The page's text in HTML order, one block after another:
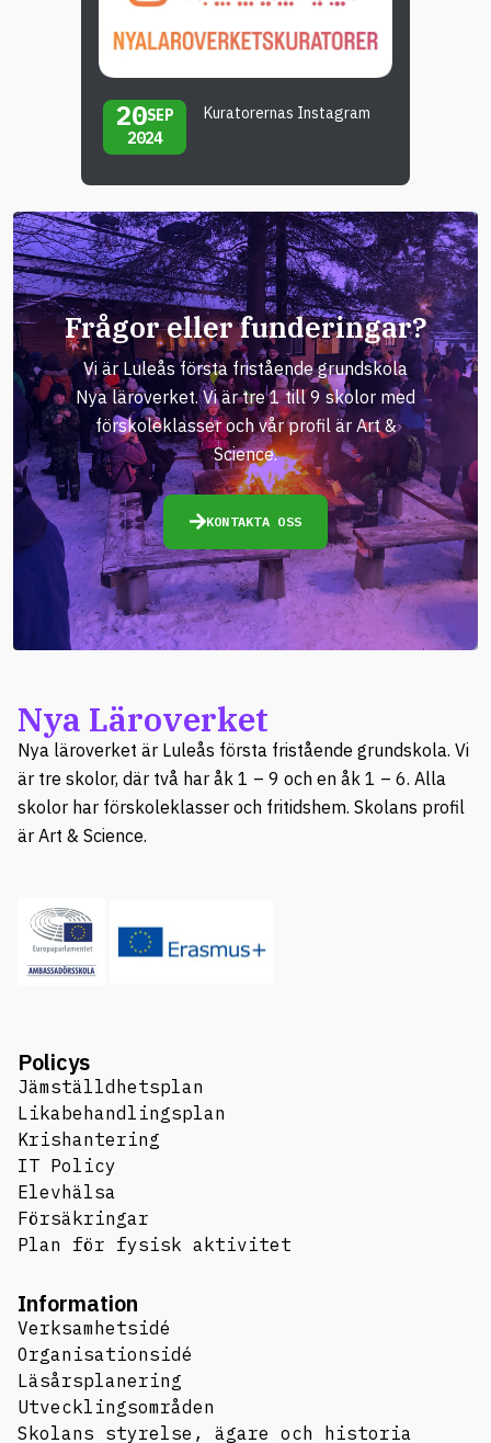
20SEP
2024
Kuratorernas Instagram
Frågor eller funderingar?
Vi är Luleås första fristående grundskola
Nya läroverket. Vi är tre 1 till 9 skolor med
förskoleklasser och vår profil är Art &
Science.
KONTAKTA OSS
Nya Läroverket
Nya läroverket är Luleås första fristående grundskola. Vi
är tre skolor, där två har åk 1 – 9 och en åk 1 – 6. Alla
skolor har förskoleklasser och fritidshem. Skolans profil
är Art & Science.
Policys
Jämställdhetsplan
Likabehandlingsplan
Krishantering
IT Policy
Elevhälsa
Försäkringar
Plan för fysisk aktivitet
Information
Verksamhetsidé
Organisationsidé
Läsårsplanering
Utvecklingsområden
Skolans styrelse, ägare och historia